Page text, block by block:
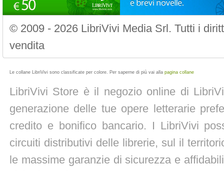
© 2009 - 2026 LibriVivi Media Srl. Tutti i
vendita
Le collane LibriVivi sono classificate per colore. Per saperne di più vai alla pagina collane
LibriVivi Store è il negozio online di
generazione delle tue opere letterarie
credito e bonifico bancario. I LibriVivi
circuiti distributivi delle librerie, sul il
le massime garanzie di sicurezza e